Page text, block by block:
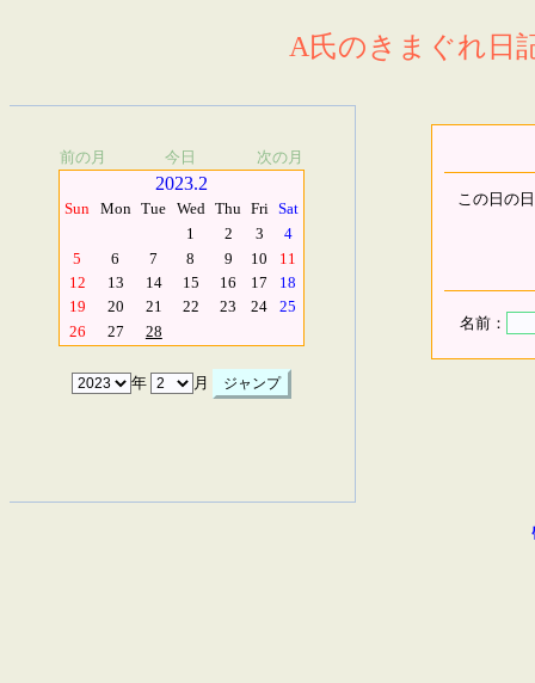
A氏のきまぐれ日
前の月 今日 次の月
2023.2
Sun Mon Tue Wed Thu Fri Sat
1
2 3
4
5
6 7 8 9 10
11
12
13 14 15 16 17
18
19
20 21 22 23 24
25
26
27 28
年 月
この日の
名前：